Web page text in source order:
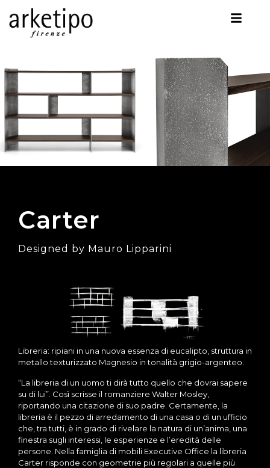
Carter
Designed by Mauro Lipparini
Libreria: ripiani in una nuova essenza di eucalipto, struttura in
metallo texturizzato Magnesio in tonalità grigio-argenteo.
“La libreria di un uomo ti dirà tutto quello che dovrai sapere
su di lui”. Così scrisse il romanziere Walter Mosley,
riportando una citazione di suo padre. Certamente, la
libreria è il pezzo di arredamento di una casa o di un ufficio
che, tra tutti, è in grado di rivelare la natura di un’anima, una
finestra sugli interessi, le esperienze e l’eredità delle
persone. Nella famiglia di mobili Executive Office la libreria
Carter risponde con geometrie più regolari a quelle più